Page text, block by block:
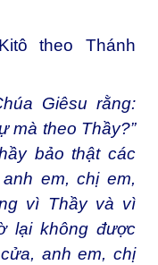
theo Thánh
Giêsu rằng:
mà theo Thầy?”
bảo thật các
em, chị em,
vì Thầy và vì
lại không được
anh em, chị